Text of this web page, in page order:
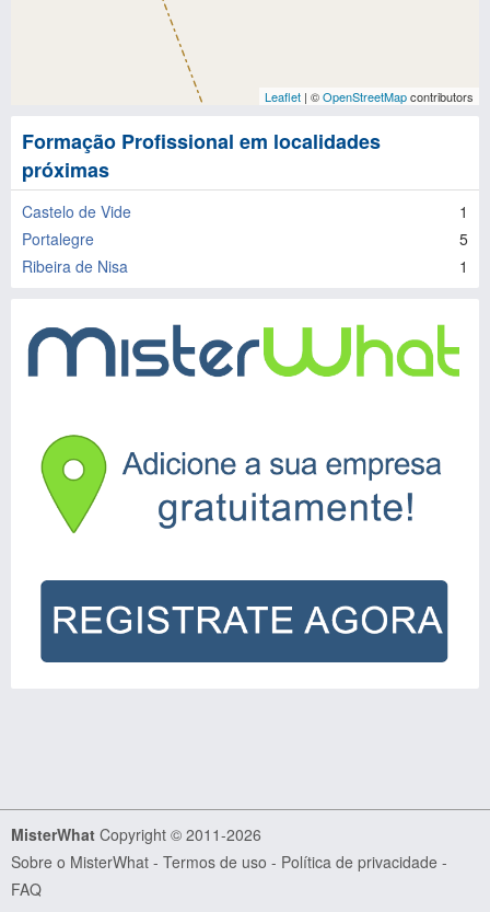
Leaflet | ©OpenStreetMapcontributors
Formação Profissional em localidades
próximas
Castelo de Vide
1
Portalegre
5
Ribeira de Nisa
1
MisterWhat Copyright © 2011-2026
Sobre o MisterWhat - Termos de uso - Política de privacidade -
FAQ